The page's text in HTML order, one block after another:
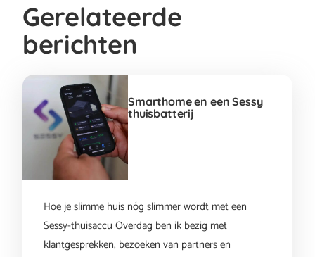
Gerelateerde
berichten
Smarthome en een Sessy
thuisbatterij
Hoe je slimme huis nóg slimmer wordt met een
Sessy-thuisaccu Overdag ben ik bezig met
klantgesprekken, bezoeken van partners en